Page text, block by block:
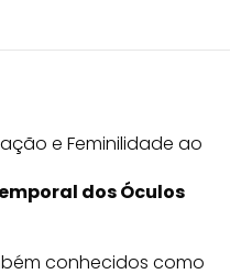
e Feminilidade ao
dos Óculos
conhecidos como